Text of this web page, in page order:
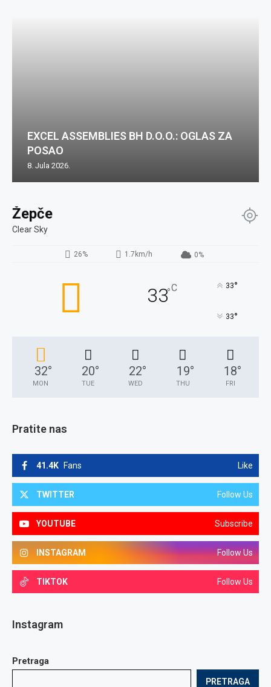
Žepče
Clear Sky
26% 1.7km/h 0%
33°C 33°
33°
32°
MON
20°
TUE
22°
WED
19°
THU
18°
FRI
Pratite nas
41.4K Fans Like
TWITTER Follow Us
YOUTUBE Subscribe
INSTAGRAM Follow Us
TIKTOK Follow Us
Instagram
Pretraga
PRETRAGA
EXCEL ASSEMBLIES BH D.O.O.: OGLAS ZA
POSAO
8. Jula 2026.